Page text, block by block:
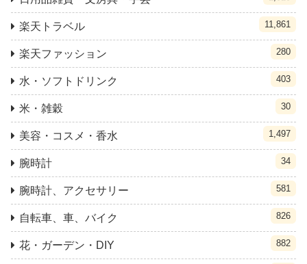
楽天トラベル 11,861
楽天ファッション 280
水・ソフトドリンク 403
米・雑穀 30
美容・コスメ・香水 1,497
腕時計 34
腕時計、アクセサリー 581
自転車、車、バイク 826
花・ガーデン・DIY 882